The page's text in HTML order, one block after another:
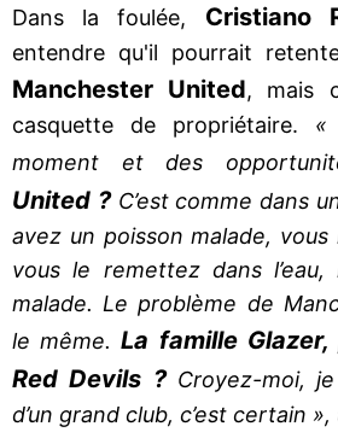
Dans la foulée, Cristiano
entendre qu'il pourrait
Manchester United, mais
casquette de propriétaire. «
moment et des
United ?C’est comme dans
avez un poisson malade,
vous le remettez dans
malade. Le problème de
le même.La famille
Red Devils ?Croyez-moi, je
d’un grand club, c’est certain »,